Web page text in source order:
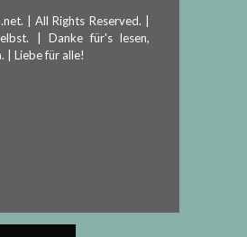
| All Rights Reserved. |
| Danke für's lesen,
| Liebe für alle!